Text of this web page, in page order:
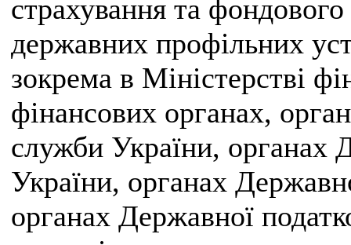
страхування та
державних профільних
зокрема в Міністерстві
фінансових органах,
служби України, органах
України, органах
органах Державної